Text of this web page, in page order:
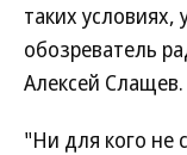
таких
обозреватель
Алексей Слащев.
"Ни для кого не